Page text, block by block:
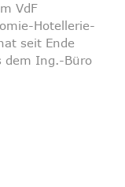
VdF
Hotellerie-
seit Ende
dem Ing.-Büro